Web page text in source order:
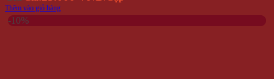
Thêm vào giỏ hàng
-10%